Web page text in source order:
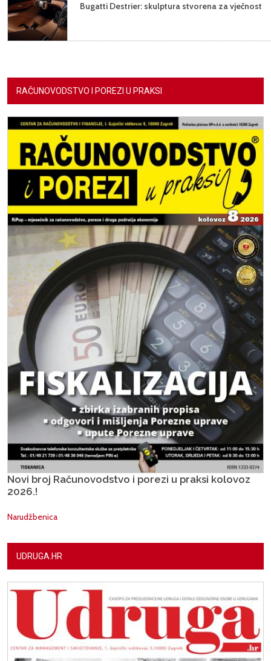
Bugatti Destrier: skulptura stvorena za vječnost
RAČUNOVODSTVO I POREZI U PRAKSI
Novi broj Računovodstvo i porezi u praksi kolovoz
2026.!
Narudžbenica
UDRUGA.HR